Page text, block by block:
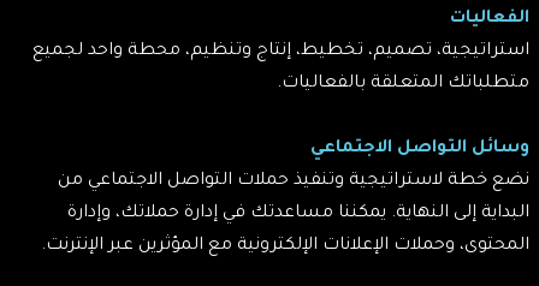
الفعاليات
استراتيجية، تصميم، تخطيط، إنتاج وتنظيم، محطة واحد لجميع
متطلباتك المتعلقة بالفعاليات.
وسائل التواصل الاجتماعي
نضع خطة لاستراتيجية وتنفيذ حملات التواصل الاجتماعي من
البداية إلى النهاية. يمكننا مساعدتك في إدارة حملاتك، وإدارة
المحتوى، وحملات الإعلانات الإلكترونية مع المؤثرين عبر الإنترنت.